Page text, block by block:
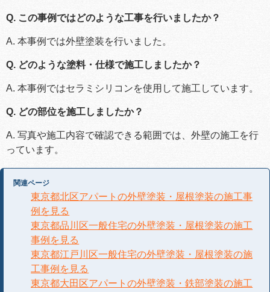
Q. この事例ではどのような工事を行いましたか？
A. 本事例では外壁塗装を行いました。
Q. どのような塗料・仕様で施工しましたか？
A. 本事例ではセラミシリコンを使用して施工しています。
Q. どの部位を施工しましたか？
A. 写真や施工内容で確認できる範囲では、外壁の施工を行
っています。
関連ページ
東京都北区アパートの外壁塗装・屋根塗装の施工事
例を見る
東京都品川区一般住宅の外壁塗装・屋根塗装の施工
事例を見る
東京都江戸川区一般住宅の外壁塗装・屋根塗装の施
工事例を見る
東京都大田区アパートの外壁塗装・鉄部塗装の施工